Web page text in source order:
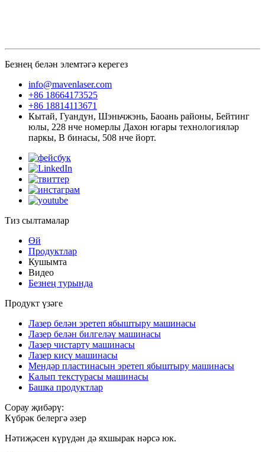
Безнең белән элемтәгә керегез
info@mavenlaser.com
+86 18664173525
+86 18814113671
Кытай, Гуандун, Шэньчжэнь, Баоань районы, Бейтинг
юлы, 228 нче номерлы Дахон югары технологияләр
паркы, В бинасы, 508 нче йорт.
Тиз сылтамалар
Өй
Продуктлар
Кушымта
Видео
Безнең турында
Продукт үзәге
Лазер белән эретеп ябыштыру машинасы
Лазер белән билгеләү машинасы
Лазер чистарту машинасы
Лазер кисү машинасы
Мендәр пластинасын эретеп ябыштыру машинасы
Калып текстурасы машинасы
Башка продуктлар
Сорау җибәрү:
Күбрәк белергә әзер
Нәтиҗәсен күрүдән дә яхшырак нәрсә юк.